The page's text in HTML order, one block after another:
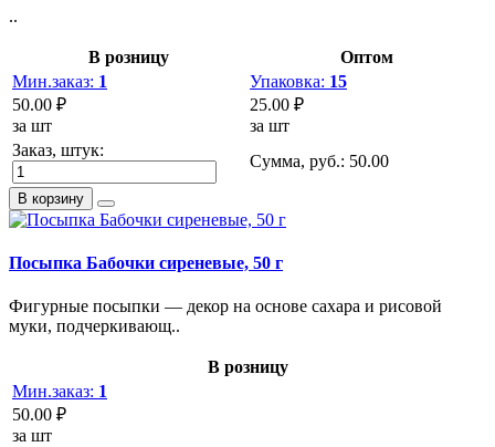
..
В розницу
Оптом
Мин.заказ: 1
50.00 ₽
за шт
Упаковка: 15
25.00 ₽
за шт
Заказ, штук:
Сумма, руб.: 50.00
В корзину
Посыпка Бабочки сиреневые, 50 г
Фигурные посыпки — декор на основе сахара и рисовой
муки, подчеркивающ..
В розницу
Мин.заказ: 1
50.00 ₽
за шт